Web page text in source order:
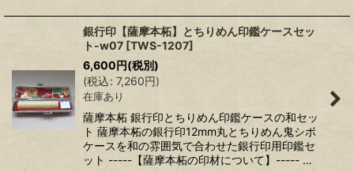
銀行印【薩摩本柘】とちりめん印鑑ケースセッ
ト-w07 [TWS-1207]
6,600円(税別)
(税込: 7,260円)
在庫あり
薩摩本柘 銀行印とちりめん印鑑ケースの和セッ
ト 薩摩本柘の銀行印12mm丸とちりめん鬼シボ
ケースを和の雰囲気で合わせた銀行印用印鑑セ
ット -----【薩摩本柘の印材について】----- …